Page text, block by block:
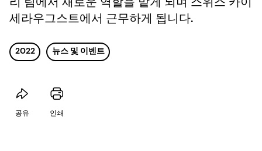
세라우그스트에서 근무하게 됩니다.
2022 뉴스 및 이벤트
공유 인쇄